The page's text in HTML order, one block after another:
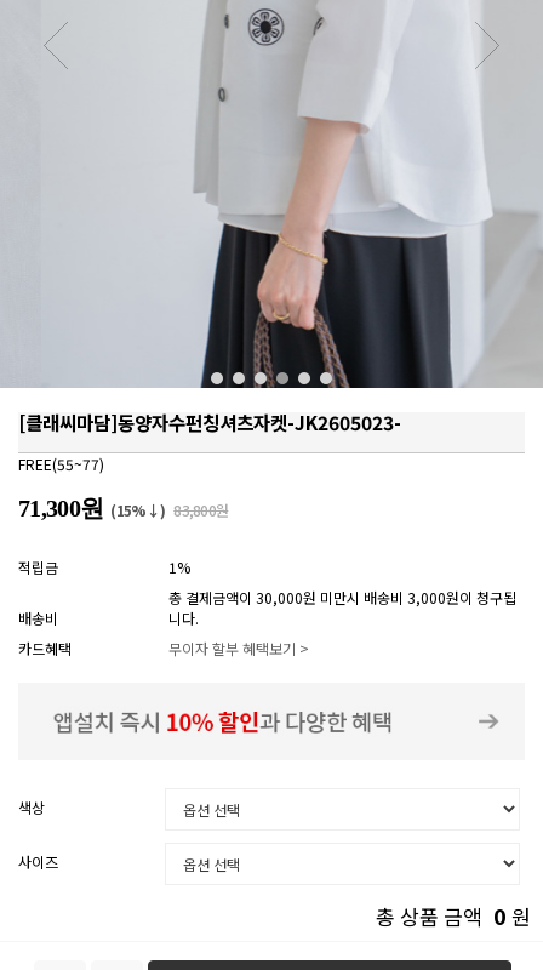
[클래씨마담]동양자수펀칭셔츠자켓-JK2605023-
FREE(55~77)
71,300원 (15%↓) 83,800원
적립금 1%
배송비
총 결제금액이 30,000원 미만시 배송비 3,000원이 청구됩
니다.
카드혜택
무이자 할부 혜택보기 >
색상
사이즈
총 상품 금액 0 원